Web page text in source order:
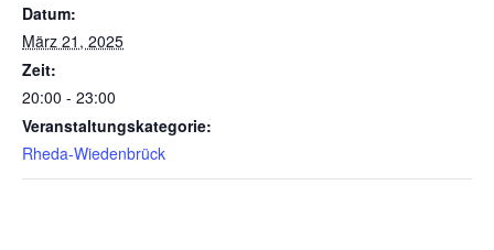
Datum:
März 21, 2025
Zeit:
20:00 - 23:00
Veranstaltungskategorie:
Rheda-Wiedenbrück